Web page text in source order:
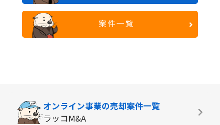
案件一覧
オンライン事業の売却案件一覧
ラッコM&A